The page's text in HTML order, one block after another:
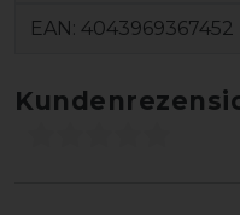
EAN: 4043969367452